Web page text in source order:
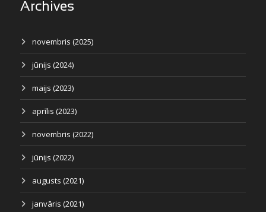
Archives
novembris (2025)
jūnijs (2024)
maijs (2023)
aprīlis (2023)
novembris (2022)
jūnijs (2022)
augusts (2021)
janvāris (2021)